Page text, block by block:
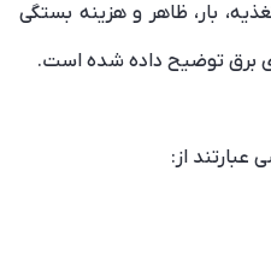
بار، ظاهر و هزینه بستگی
برق توضیح داده شده است.
از: